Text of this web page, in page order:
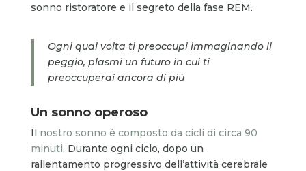
sonno ristoratore e il segreto della fase REM.
Ogni qual volta ti preoccupi immaginando il
peggio, plasmi un futuro in cui ti
preoccuperai ancora di più
Un sonno operoso
Il nostro sonno è composto da cicli di circa 90
minuti. Durante ogni ciclo, dopo un
rallentamento progressivo dell’attività cerebrale